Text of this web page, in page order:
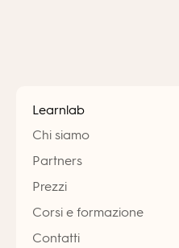
Learnlab
Chi siamo
Partners
Prezzi
Corsi e formazione
Contatti